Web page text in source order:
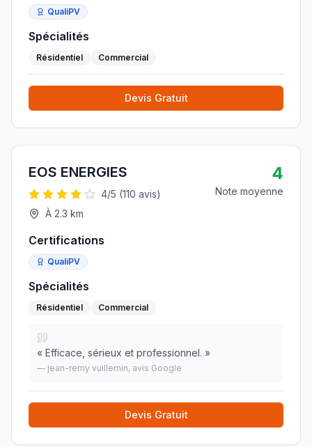
QualiPV
Spécialités
Résidentiel Commercial
Devis Gratuit
EOS ENERGIES
4/5 (110 avis)
À 2.3 km
4
Note moyenne
Certifications
QualiPV
Spécialités
Résidentiel Commercial
« Efficace, sérieux et professionnel. »
— jean-remy vuillemin, avis Google
Devis Gratuit